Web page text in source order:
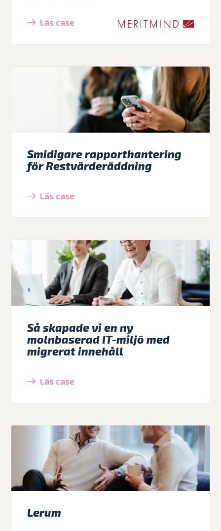
Läs case
Smidigare rapporthantering
för Restvärderäddning
Läs case
Så skapade vi en ny
molnbaserad IT-miljö med
migrerat innehåll
Läs case
Lerum